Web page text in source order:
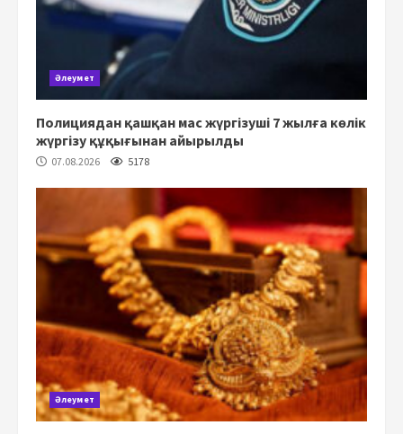
Әлеумет
Полициядан қашқан мас жүргізуші 7 жылға көлік
жүргізу құқығынан айырылды
07.08.2026 5178
Әлеумет